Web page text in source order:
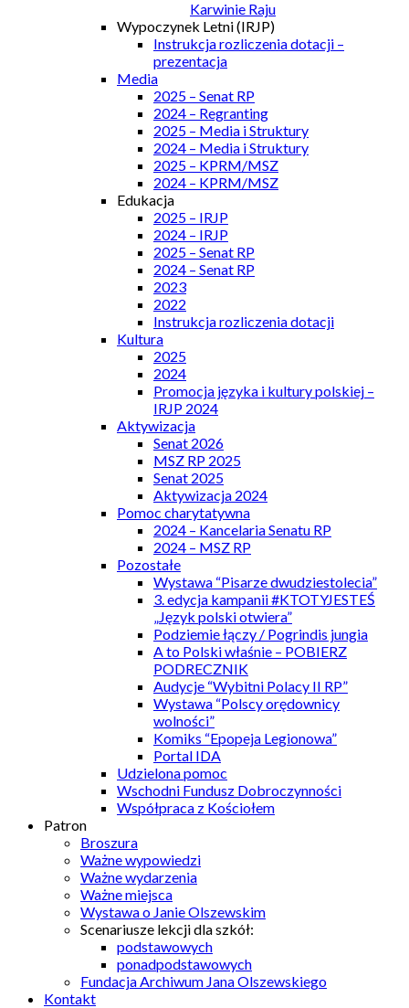
Karwinie Raju
Wypoczynek Letni (IRJP)
Instrukcja rozliczenia dotacji –
prezentacja
Media
2025 – Senat RP
2024 – Regranting
2025 – Media i Struktury
2024 – Media i Struktury
2025 – KPRM/MSZ
2024 – KPRM/MSZ
Edukacja
2025 – IRJP
2024 – IRJP
2025 – Senat RP
2024 – Senat RP
2023
2022
Instrukcja rozliczenia dotacji
Kultura
2025
2024
Promocja języka i kultury polskiej –
IRJP 2024
Aktywizacja
Senat 2026
MSZ RP 2025
Senat 2025
Aktywizacja 2024
Pomoc charytatywna
2024 – Kancelaria Senatu RP
2024 – MSZ RP
Pozostałe
Wystawa “Pisarze dwudziestolecia”
3. edycja kampanii #KTOTYJESTEŚ
„Język polski otwiera”
Podziemie łączy / Pogrindis jungia
A to Polski właśnie – POBIERZ
PODRECZNIK
Audycje “Wybitni Polacy II RP”
Wystawa “Polscy orędownicy
wolności”
Komiks “Epopeja Legionowa”
Portal IDA
Udzielona pomoc
Wschodni Fundusz Dobroczynności
Współpraca z Kościołem
Patron
Broszura
Ważne wypowiedzi
Ważne wydarzenia
Ważne miejsca
Wystawa o Janie Olszewskim
Scenariusze lekcji dla szkół:
podstawowych
ponadpodstawowych
Fundacja Archiwum Jana Olszewskiego
Kontakt